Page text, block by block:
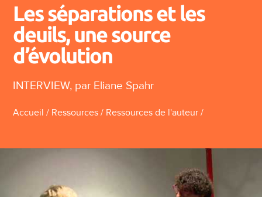
Les séparations et les
deuils, une source
d’évolution
INTERVIEW, par Eliane Spahr
Accueil / Ressources / Ressources de l'auteur /